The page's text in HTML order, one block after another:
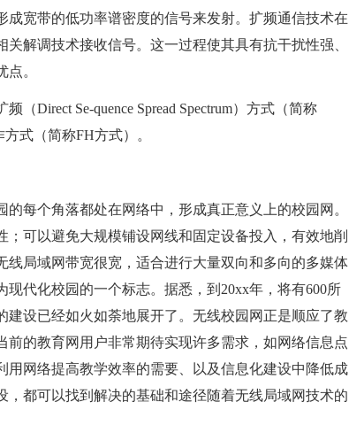
宽带的低功率谱密度的信号来发射。扩频通信技术在
解调技术接收信号。这一过程使其具有抗干扰性强、
。
Direct Se-quence Spread Spectrum）方式（简称
式（简称FH方式）。
个角落都处在网络中，形成真正意义上的校园网。
可以避免大规模铺设网线和固定设备投入，有效地削
局域网带宽很宽，适合进行大量双向和多向的多媒体
代化校园的一个标志。据悉，到20xx年，将有600所
设已经如火如荼地展开了。无线校园网正是顺应了教
的教育网用户非常期待实现许多需求，如网络信息点
网络提高教学效率的需要、以及信息化建设中降低成
都可以找到解决的基础和途径随着无线局域网技术的